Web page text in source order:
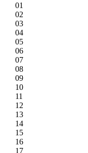
01
02
03
04
05
06
07
08
09
10
11
12
13
14
15
16
17